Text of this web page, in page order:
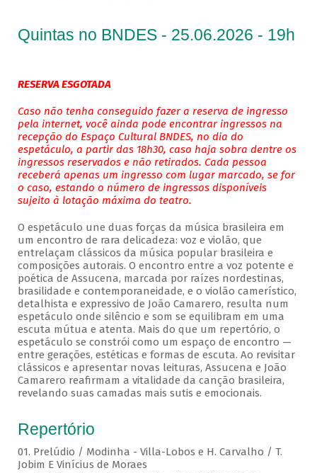
Quintas no BNDES - 25.06.2026 - 19h
RESERVA ESGOTADA
Caso não tenha conseguido fazer a reserva de ingresso
pela internet, você ainda pode encontrar ingressos na
recepção do Espaço Cultural BNDES, no dia do
espetáculo, a partir das 18h30, caso haja sobra dentre os
ingressos reservados e não retirados. Cada pessoa
receberá apenas um ingresso com lugar marcado, se for
o caso, estando o número de ingressos disponíveis
sujeito à lotação máxima do teatro.
O espetáculo une duas forças da música brasileira em
um encontro de rara delicadeza: voz e violão, que
entrelaçam clássicos da música popular brasileira e
composições autorais. O encontro entre a voz potente e
poética de Assucena, marcada por raízes nordestinas,
brasilidade e contemporaneidade, e o violão camerístico,
detalhista e expressivo de João Camarero, resulta num
espetáculo onde silêncio e som se equilibram em uma
escuta mútua e atenta. Mais do que um repertório, o
espetáculo se constrói como um espaço de encontro —
entre gerações, estéticas e formas de escuta. Ao revisitar
clássicos e apresentar novas leituras, Assucena e João
Camarero reafirmam a vitalidade da canção brasileira,
revelando suas camadas mais sutis e emocionais.
Repertório
01. Prelúdio / Modinha - Villa-Lobos e H. Carvalho / T.
Jobim E Vinícius de Moraes